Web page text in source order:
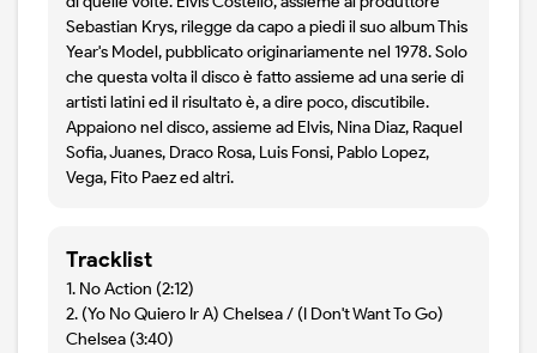
Sebastian Krys, rilegge da capo a piedi il suo album This
Year's Model, pubblicato originariamente nel 1978. Solo
che questa volta il disco è fatto assieme ad una serie di
artisti latini ed il risultato è, a dire poco, discutibile.
Appaiono nel disco, assieme ad Elvis, Nina Diaz, Raquel
Sofia, Juanes, Draco Rosa, Luis Fonsi, Pablo Lopez,
Vega, Fito Paez ed altri.
Tracklist
1. No Action (2:12)
2. (Yo No Quiero Ir A) Chelsea / (I Don't Want To Go)
Chelsea (3:40)